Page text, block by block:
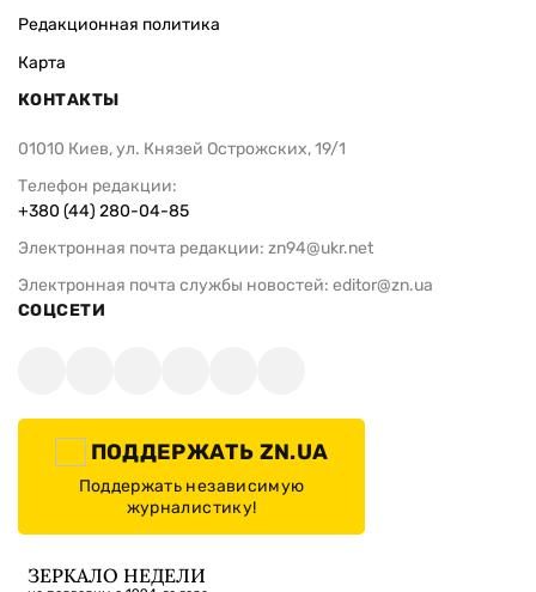
Редакционная политика
Карта
КОНТАКТЫ
01010 Киев, ул. Князей Острожских, 19/1
Телефон редакции:
+380 (44) 280-04-85
Электронная почта редакции: zn94@ukr.net
Электронная почта службы новостей: editor@zn.ua
СОЦСЕТИ
ПОДДЕРЖАТЬ ZN.UA
Поддержать независимую
журналистику!
ЗЕРКАЛО НЕДЕЛИ